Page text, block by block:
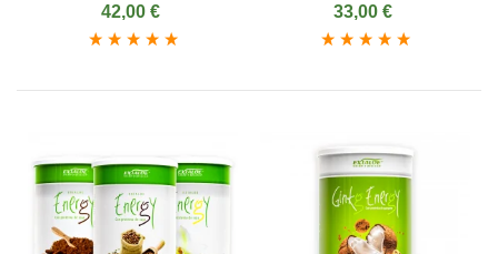
42,00 € 33,00 €